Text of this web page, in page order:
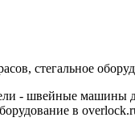
стегальное
- швейные машины
в